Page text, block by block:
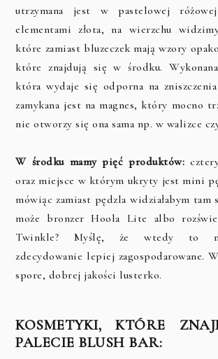
utrzymana jest w pastelowej
elementami złota, na wierzchu
które zamiast bluzeczek mają wzory
które znajdują się w środku.
która wydaje się odporna na
zamykana jest na magnes, który mocno
nie otworzy się ona sama np. w walizce
W środku mamy pięć produktów:
oraz miejsce w którym ukryty jest mini
mówiąc zamiast pędzla widziałabym tam
może bronzer Hoola Lite albo
Twinkle? Myślę, że wtedy to
zdecydowanie lepiej zagospodarowane.
spore, dobrej jakości lusterko.
KOSMETYKI, KTÓRE
PALECIE BLUSH BAR: